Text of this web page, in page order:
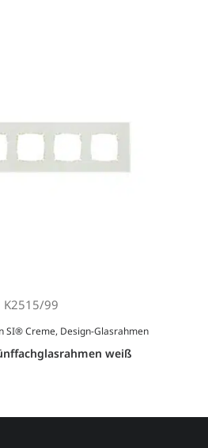
K2515/99
SI® Creme, Design-Glasrahmen
weiß